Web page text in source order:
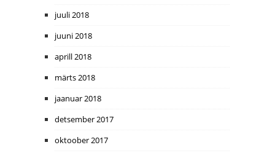
juuli 2018
juuni 2018
aprill 2018
märts 2018
jaanuar 2018
detsember 2017
oktoober 2017